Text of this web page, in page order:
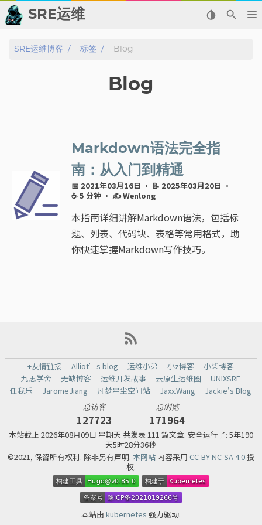
SRE运维
📂 归档
标签
分类
SRE运维博客 标签 Blog
Blog
Markdown语法完全指
南：从入门到精通
📅 2021年03月16日 · 📝 2025年03月20日 ·
☕ 5 分钟 · ✍️ Wenlong
本指南详细讲解Markdown语法，包括标
题、列表、代码块、表格等常用格式，助
你快速掌握Markdown写作技巧。
+友情链接 Alliot’s blog 运维小弟 小z博客
小柒博客
九思学舍
无缺博客 运维开发故事 云原生运维圈
UNIXSRE
任我乐
JaromeJiang 凡梦星尘空间站 Jaxx.Wang Jackie's Blog
总访客
127723
总浏览
171964
本站截止 2026年08月09日 星期天 共发表 111 篇文章. 安全运行了: 5年190
天5时28分36秒
©2021, 保留所有权利. 除非另有声明. 本网站 内容采用 CC-BY-NC-SA 4.0授
权.
本站由 kubernetes 强力驱动.